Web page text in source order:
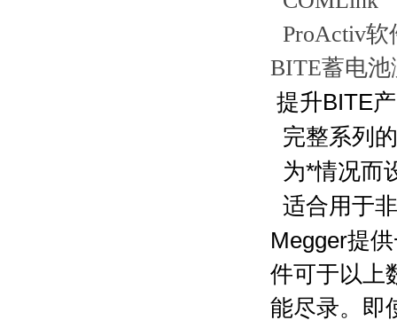
ProActiv软
BITE蓄电
提升BITE
完整系列
为*情况而
适合用于
Megger提
件可于以上
能尽录。即